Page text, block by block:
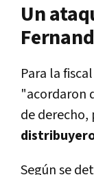
Un
Para la
"acordaron
de
Según se